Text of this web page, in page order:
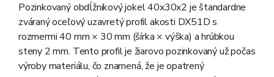
Pozinkovaný obdĺžnikový jokel 40x30x2 je štandardne
zváraný oceľový uzavretý profil akosti DX51D s
rozmermi 40 mm × 30 mm (šírka × výška) a hrúbkou
steny 2 mm. Tento profil je žiarovo pozinkovaný už počas
výroby materiálu, čo znamená, že je opatrený